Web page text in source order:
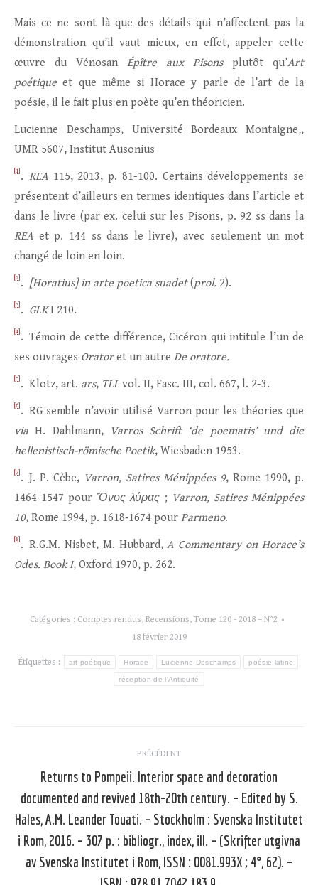
Mais ce ne sont là que des détails qui n’affectent pas la
démonstration qu’il vaut mieux, en effet, appeler cette
œuvre du Vénosan Épître aux Pisonsplutôt qu’Art
poétiqueet que même si Horace y parle de l’art de la
poésie, il le fait plus en poète qu’en théoricien.
Lucienne Deschamps, Université Bordeaux Montaigne,,
UMR 5607, Institut Ausonius
[1]. REA 115, 2013, p. 81-100. Certains développements se
présentent d’ailleurs en termes identiques dans l’article et
dans le livre (par ex. celui sur les Pisons, p. 92 ss dans la
REA et p. 144 ss dans le livre), avec seulement un mot
changé de loin en loin.
[2]. [Horatius] in arte poetica suadet(prol. 2).
[3]. GLKI 210.
[4]. Témoin de cette différence, Cicéron qui intitule l’un de
ses ouvrages Oratoret un autre De oratore.
[5]. Klotz, art. ars, TLL vol. II, Fasc. III, col. 667, l. 2-3.
[6]. RG semble n’avoir utilisé Varron pour les théories que
via H. Dahlmann, Varros Schrift ‘de poematis’ und die
hellenistisch-römische Poetik, Wiesbaden 1953.
[7]. J.-P. Cèbe, Varron, Satires Ménippées 9, Rome 1990, p.
1464-1547 pour Ὄνος λύρας ; Varron, Satires Ménippées
10, Rome 1994, p. 1618‑1674 pour Parmeno.
[8]. R.G.M. Nisbet, M. Hubbard,A Commentary on Horace’s
Odes. Book I, Oxford 1970, p. 262.
Catégories : Comptes rendus, Recensions, Tome 120 - 2018 – N°2
18 février 2019
Étiquettes : art poétique Horace Lucienne Deschamps poésie latine
réception de l’Antiquité
article
PRÉCÉDENT
Article
précédent
:
Returns to Pompeii. Interior space and decoration
documented and revived 18th-20th century. – Edited by S.
Hales, A.M. Leander Touati. – Stockholm : Svenska Institutet
i Rom, 2016. – 307 p. : bibliogr., index, ill. – (Skrifter utgivna
av Svenska Institutet i Rom, ISSN : 0081.993X ; 4°, 62). –